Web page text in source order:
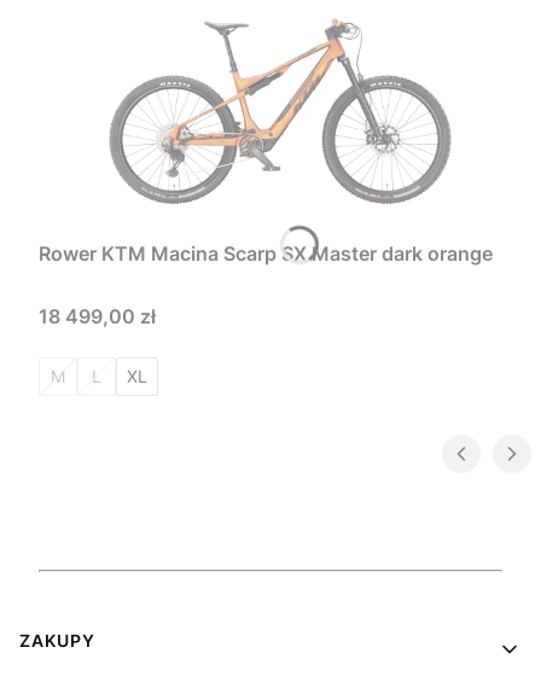
Rower KTM Macina Scarp SX Master dark orange
Cena
18 499,00 zł
M L XL
Linki w stopce
ZAKUPY